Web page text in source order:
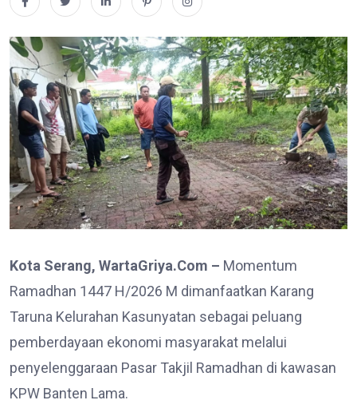
Kota Serang, WartaGriya.Com – Momentum
Ramadhan 1447 H/2026 M dimanfaatkan Karang
Taruna Kelurahan Kasunyatan sebagai peluang
pemberdayaan ekonomi masyarakat melalui
penyelenggaraan Pasar Takjil Ramadhan di kawasan
KPW Banten Lama.